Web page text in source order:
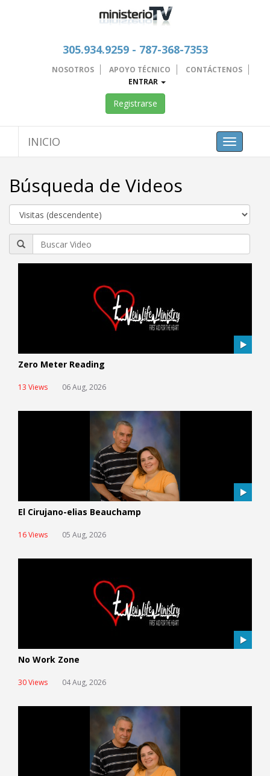
305.934.9259 - 787-368-7353
NOSOTROS APOYO TÉCNICO
CONTÁCTENOS
ENTRAR
Registrarse
Toggle
navigation
INICIO
Búsqueda de Videos
Zero Meter Reading
13 Views 06 Aug, 2026
El Cirujano-elias Beauchamp
16 Views 05 Aug, 2026
No Work Zone
30 Views 04 Aug, 2026